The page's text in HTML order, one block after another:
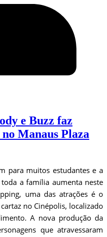
e Buzz faz
Manaus Plaza
para muitos estudantes e a
a família aumenta neste
uma das atrações é o
no Cinépolis, localizado
A nova produção da
que atravessaram